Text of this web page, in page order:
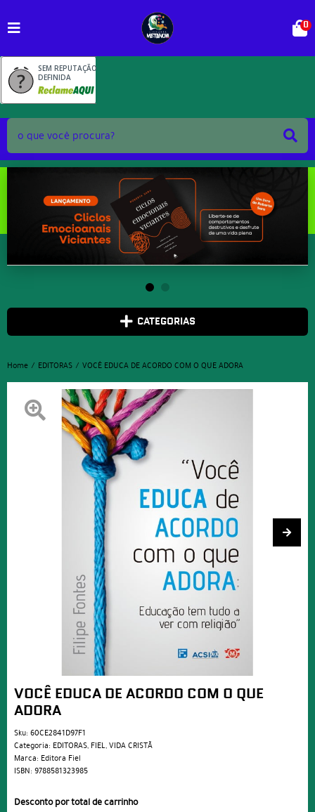
SEM REPUTAÇÃO
DEFINIDA
0
CATEGORIAS
Home EDITORAS VOCÊ EDUCA DE ACORDO COM O QUE ADORA
VOCÊ EDUCA DE ACORDO COM O QUE
ADORA
Sku: 60CE2841D97F1
Categoria: EDITORAS, FIEL,VIDA CRISTÃ
Marca: Editora Fiel
ISBN: 9788581323985
Desconto por total de carrinho